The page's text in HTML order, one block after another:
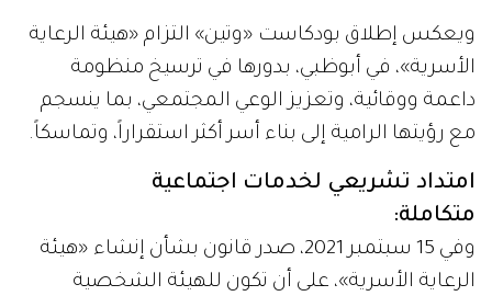
ويعكس إطلاق بودكاست «وتين» التزام «هيئة الرعاية
الأسرية»، في أبوظبي، بدورها في ترسيخ منظومة
داعمة ووقائية، وتعزيز الوعي المجتمعي، بما ينسجم
مع رؤيتها الرامية إلى بناء أسر أكثر استقراراً، وتماسكاً.
امتداد تشريعي لخدمات اجتماعية
متكاملة:
وفي 15 سبتمبر 2021، صدر قانون بشأن إنشاء «هيئة
الرعاية الأسرية»، على أن تكون للهيئة الشخصية